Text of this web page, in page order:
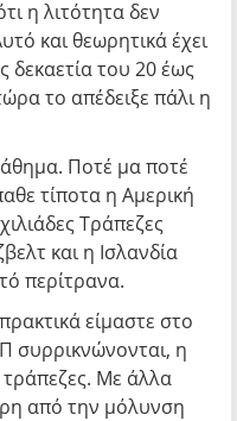
η λιτότητα δεν
και θεωρητικά έχει
δεκαετία του 20 έως
το απέδειξε πάλι η
Ποτέ μα ποτέ
τίποτα η Αμερική
Τράπεζες
και η Ισλανδία
περίτρανα.
είμαστε στο
συρρικνώνονται, η
τράπεζες. Με άλλα
από την μόλυνση